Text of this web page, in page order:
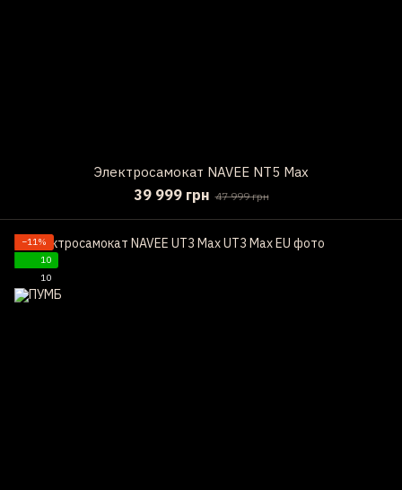
Электросамокат NAVEE NT5 Max
39 999 грн 47 999 грн
−11%
10
10